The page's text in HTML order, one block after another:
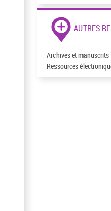
AUTRES
Archives et manuscrits
Ressources